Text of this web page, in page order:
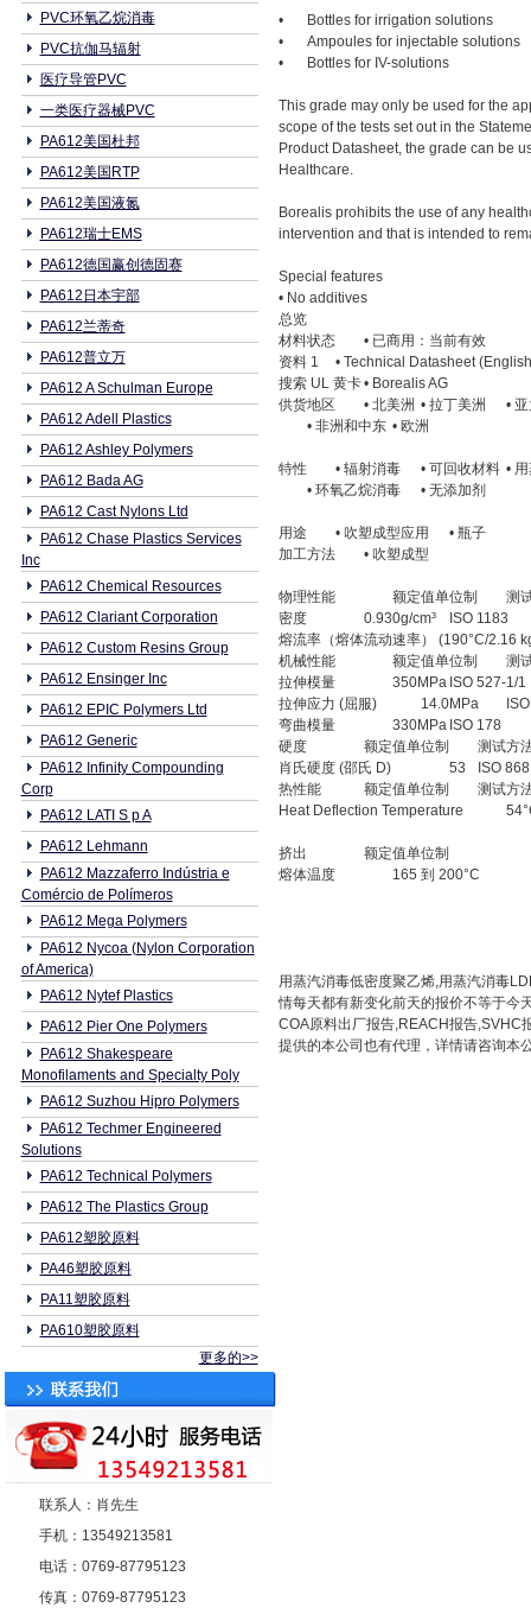
PVC环氧乙烷消毒
PVC抗伽马辐射
医疗导管PVC
一类医疗器械PVC
PA612美国杜邦
PA612美国RTP
PA612美国液氮
PA612瑞士EMS
PA612德国赢创德固赛
PA612日本宇部
PA612兰蒂奇
PA612普立万
PA612 A Schulman Europe
PA612 Adell Plastics
PA612 Ashley Polymers
PA612 Bada AG
PA612 Cast Nylons Ltd
PA612 Chase Plastics Services
Inc
PA612 Chemical Resources
PA612 Clariant Corporation
PA612 Custom Resins Group
PA612 Ensinger Inc
PA612 EPIC Polymers Ltd
PA612 Generic
PA612 Infinity Compounding
Corp
PA612 LATI S p A
PA612 Lehmann
PA612 Mazzaferro Indústria e
Comércio de Polímeros
PA612 Mega Polymers
PA612 Nycoa (Nylon Corporation
of America)
PA612 Nytef Plastics
PA612 Pier One Polymers
PA612 Shakespeare
Monofilaments and Specialty Poly
PA612 Suzhou Hipro Polymers
PA612 Techmer Engineered
Solutions
PA612 Technical Polymers
PA612 The Plastics Group
PA612塑胶原料
PA46塑胶原料
PA11塑胶原料
PA610塑胶原料
更多的>>
联系人：肖先生
手机：13549213581
电话：0769-87795123
传真：0769-87795123
•
Bottles for irrigation solutions
•
Ampoules for injectable solutions
•
Bottles for IV-solutions
This grade may only be used for the
scope of the tests set out in the
Product Datasheet, the grade can be
Healthcare.
Borealis prohibits the use of any
intervention and that is intended to
Special features
• No additives
总览
材料状态
• 已商用：当前有效
资料 1
• Technical Datasheet
搜索 UL 黄卡• Borealis AG
供货地区
• 北美洲 • 拉丁美洲
•
• 非洲和中东 • 欧洲
特性 • 辐射消毒 • 可回收材料 •
• 环氧乙烷消毒
• 无添加剂
用途 • 吹塑成型应用
• 瓶子
加工方法
• 吹塑成型
物理性能 额定值单位制
测
密度
0.930g/cm³
ISO 1183
熔流率（熔体流动速率） (190°C/2.16
机械性能
额定值单位制
测
拉伸模量
350MPa ISO 527-1/1
拉伸应力 (屈服)
14.0MPa
弯曲模量
330MPa ISO 178
硬度
额定值单位制
测试方
肖氏硬度 (邵氏 D)
53
ISO 868
热性能
额定值单位制
测试方
Heat Deflection Temperature
挤出
额定值单位制
熔体温度
165 到 200°C
用蒸汽消毒低密度聚乙烯,用蒸汽消毒
情每天都有新变化前天的报价不等于今
COA原料出厂报告,REACH报告,SVHC
提供的本公司也有代理，详情请咨询